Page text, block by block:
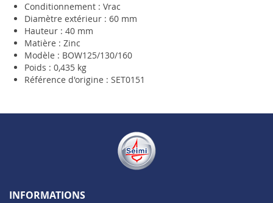
Conditionnement : Vrac
Diamètre extérieur : 60 mm
Hauteur : 40 mm
Matière : Zinc
Modèle : BOW125/130/160
Poids : 0,435 kg
Référence d'origine : SET0151
INFORMATIONS